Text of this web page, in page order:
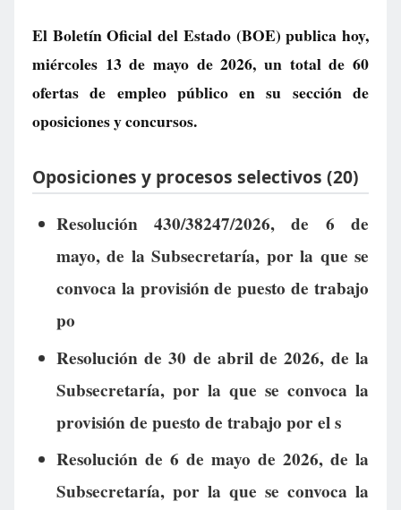
El Boletín Oficial del Estado (BOE) publica hoy,
miércoles 13 de mayo de 2026, un total de 60
ofertas de empleo públicoen su sección de
oposiciones y concursos.
Oposiciones y procesos selectivos (20)
Resolución 430/38247/2026, de 6 de
mayo, de la Subsecretaría, por la que se
convoca la provisión de puesto de trabajo
po
Resolución de 30 de abril de 2026, de la
Subsecretaría, por la que se convoca la
provisión de puesto de trabajo por el s
Resolución de 6 de mayo de 2026, de la
Subsecretaría, por la que se convoca la